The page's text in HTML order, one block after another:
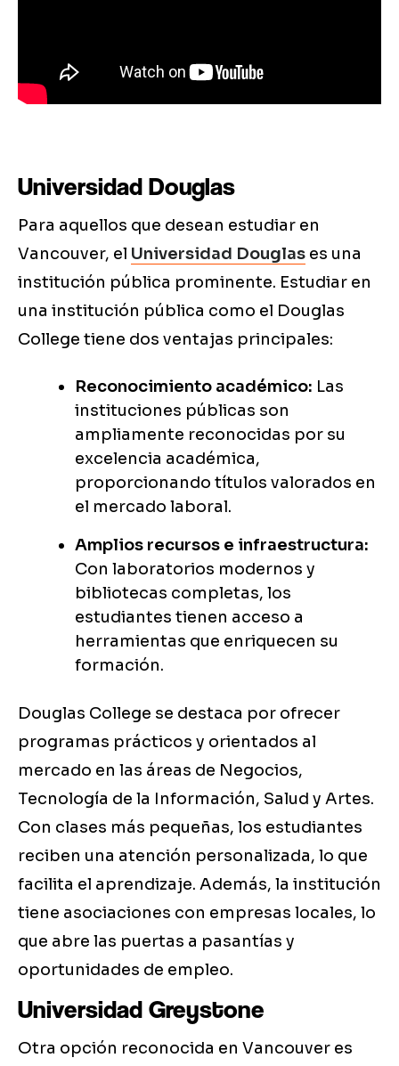
Universidad Douglas
Para aquellos que desean estudiar en
Vancouver, el Universidad Douglas es una
institución pública prominente. Estudiar en
una institución pública como el Douglas
College tiene dos ventajas principales:
Reconocimiento académico: Las
instituciones públicas son
ampliamente reconocidas por su
excelencia académica,
proporcionando títulos valorados en
el mercado laboral.
Amplios recursos e infraestructura:
Con laboratorios modernos y
bibliotecas completas, los
estudiantes tienen acceso a
herramientas que enriquecen su
formación.
Douglas College se destaca por ofrecer
programas prácticos y orientados al
mercado en las áreas de Negocios,
Tecnología de la Información, Salud y Artes.
Con clases más pequeñas, los estudiantes
reciben una atención personalizada, lo que
facilita el aprendizaje. Además, la institución
tiene asociaciones con empresas locales, lo
que abre las puertas a pasantías y
oportunidades de empleo.
Universidad Greystone
Otra opción reconocida en Vancouver es